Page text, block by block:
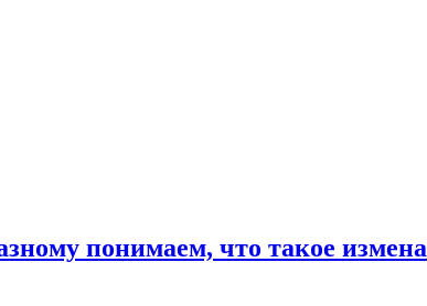
понимаем, что такое измена